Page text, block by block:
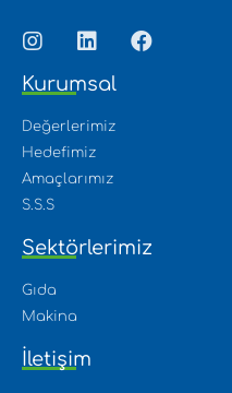
Kurumsal
Değerlerimiz
Hedefimiz
Amaçlarımız
S.S.S
Sektörlerimiz
Gıda
Makina
İletişim